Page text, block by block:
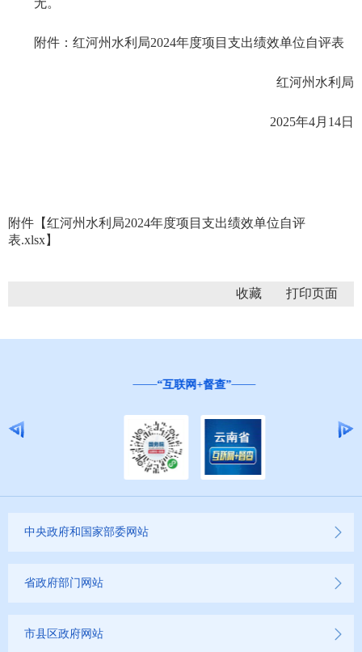
附件：红河州水利局2024年度项目支出绩效单位自评表
红河州水利局
2025年4月14日
附件【红河州水利局2024年度项目支出绩效单位自评
表.xlsx】
收藏
“互联网+督查”
中央政府和国家部委网站
省政府部门网站
市县区政府网站